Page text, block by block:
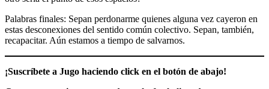
Palabras finales: Sepan perdonarme quienes alguna vez cayeron en
estas desconexiones del sentido común colectivo. Sepan, también,
recapacitar. Aún estamos a tiempo de salvarnos.
¡Suscríbete a Jugo haciendo click en el botón de abajo!